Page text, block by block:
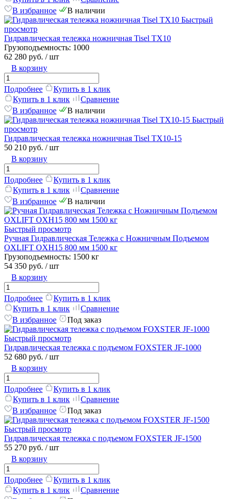
В избранное
В наличии
Быстрый
просмотр
Гидравлическая тележка ножничная Tisel TX10
Грузоподъемность: 1000
62 280 руб. / шт
В корзину
Подробнее
Купить в 1 клик
Купить в 1 клик
Сравнение
В избранное
В наличии
Быстрый
просмотр
Гидравлическая тележка ножничная Tisel TX10-15
50 210 руб. / шт
В корзину
Подробнее
Купить в 1 клик
Купить в 1 клик
Сравнение
В избранное
В наличии
Быстрый просмотр
Ручная Гидравлическая Тележка с Ножничным Подъемом
OXLIFT OXH15 800 мм 1500 кг
Грузоподъемность: 1500 кг
54 350 руб. / шт
В корзину
Подробнее
Купить в 1 клик
Купить в 1 клик
Сравнение
В избранное
Под заказ
Быстрый просмотр
Гидравлическая тележка с подъемом FOXSTER JF-1000
52 680 руб. / шт
В корзину
Подробнее
Купить в 1 клик
Купить в 1 клик
Сравнение
В избранное
Под заказ
Быстрый просмотр
Гидравлическая тележка с подъемом FOXSTER JF-1500
55 270 руб. / шт
В корзину
Подробнее
Купить в 1 клик
Купить в 1 клик
Сравнение